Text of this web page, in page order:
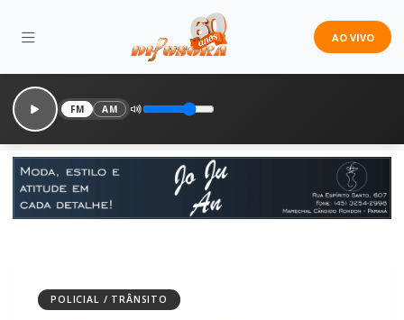
AO VIVO
FM AM
POLICIAL / TRÂNSITO